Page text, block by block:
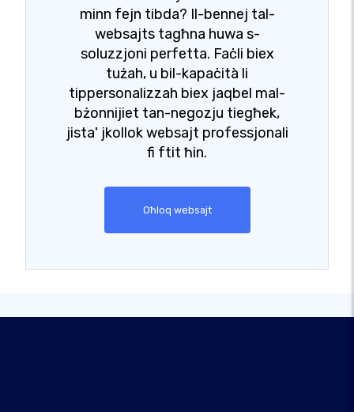
minn fejn tibda? Il-bennej tal-
websajts tagħna huwa s-
soluzzjoni perfetta. Faċli biex
tużah, u bil-kapaċità li
tippersonalizzah biex jaqbel mal-
bżonnijiet tan-negozju tiegħek,
jista' jkollok websajt professjonali
fi ftit ħin.
Oħloq websajt